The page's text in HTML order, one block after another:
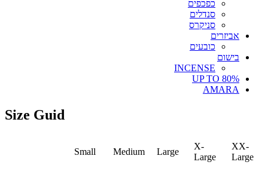
כפכפים
סנדלים
סניקרס
אביזרים
כובעים
בישום
INCENSE
UP TO 80%
AMARA
Size Guid
Small Medium Large
X-
Large
XX-
Large